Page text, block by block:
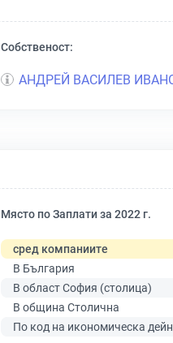
Собственост:
АНДРЕЙ ВАСИЛЕВ
Място по Заплати за 2022 г.
сред компаниите
В България
В област София (столица)
В община Столична
По код на икономическа